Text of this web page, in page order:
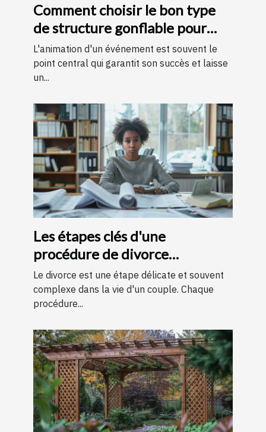
Comment choisir le bon type
de structure gonflable pour
votre événement
L'animation d'un événement est souvent le
point central qui garantit son succès et laisse
un...
Les étapes clés d'une
procédure de divorce
expliquées simplement
Le divorce est une étape délicate et souvent
complexe dans la vie d'un couple. Chaque
procédure...